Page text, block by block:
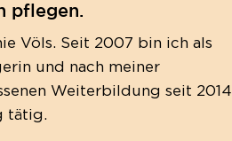
pflegen.
Völs. Seit 2007 bin ich als
und nach meiner
Weiterbildung seit 2014
tätig.